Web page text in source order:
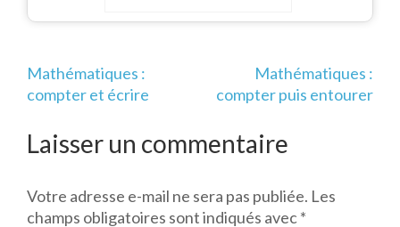
Navigation
de
Mathématiques :
compter et écrire
Mathématiques :
compter puis entourer
Laisser un commentaire
Votre adresse e-mail ne sera pas publiée. Les
champs obligatoires sont indiqués avec*